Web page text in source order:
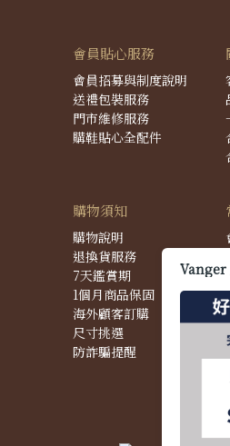
會員貼心服務
會員招募與制度說明
送禮包裝服務
門市維修服務
購鞋貼心全配件
購物須知
購物說明
退換貨服務
7天鑑賞期
1個月商品保固
海外顧客訂購
尺寸挑選
防詐騙提醒
Vanger